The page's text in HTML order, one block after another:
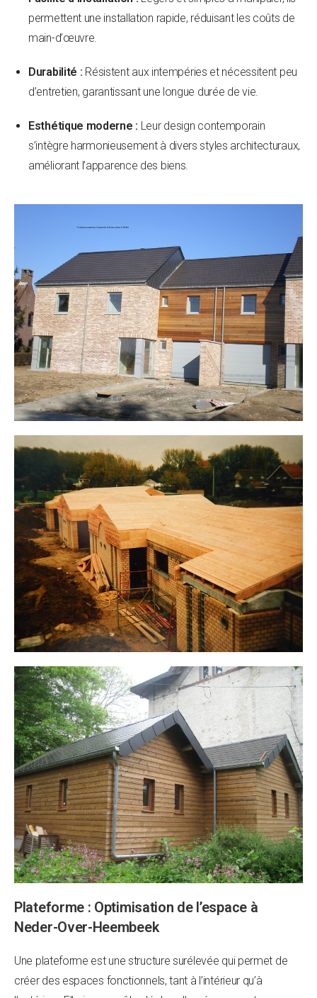
permettent une installation rapide, réduisant les coûts de
main-d’œuvre.
Durabilité : Résistent aux intempéries et nécessitent peu
d’entretien, garantissant une longue durée de vie.
Esthétique moderne : Leur design contemporain
s’intègre harmonieusement à divers styles architecturaux,
améliorant l’apparence des biens.
Plateforme : Optimisation de l’espace à
Neder-Over-Heembeek
Une plateforme est une structure surélevée qui permet de
créer des espaces fonctionnels, tant à l’intérieur qu’à